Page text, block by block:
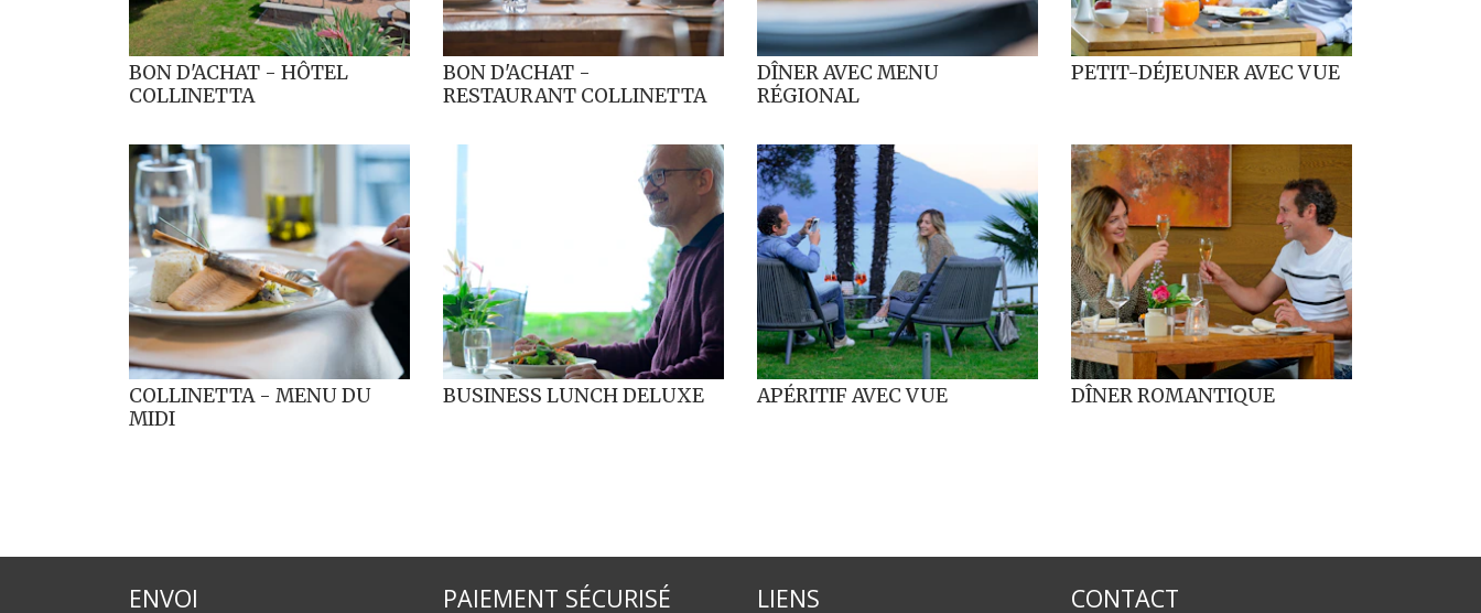
BON D'ACHAT - HÔTEL
COLLINETTA
BON D'ACHAT -
RESTAURANT COLLINETTA
DÎNER AVEC MENU
RÉGIONAL
PETIT-DÉJEUNER AVEC VUE
COLLINETTA - MENU DU
MIDI
BUSINESS LUNCH DELUXE APÉRITIF AVEC VUE DÎNER ROMANTIQUE
ENVOI PAIEMENT SÉCURISÉ LIENS CONTACT